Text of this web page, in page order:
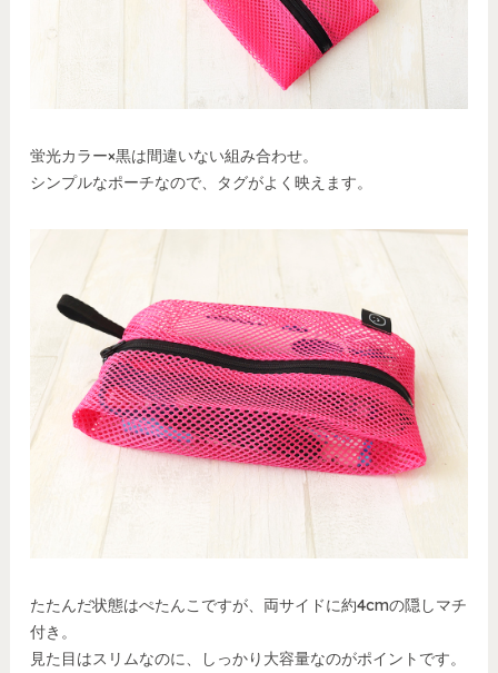
蛍光カラー×黒は間違いない組み合わせ。
シンプルなポーチなので、タグがよく映えます。
たたんだ状態はぺたんこですが、両サイドに約4cmの隠しマチ
付き。
見た目はスリムなのに、しっかり大容量なのがポイントです。